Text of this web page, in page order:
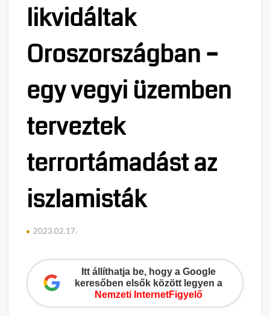
likvidáltak
Oroszországban –
egy vegyi üzemben
terveztek
terrortámadást az
iszlamisták
2023.02.17.
Itt állíthatja be, hogy a Google
keresőben elsők között legyen a
Nemzeti InternetFigyelő